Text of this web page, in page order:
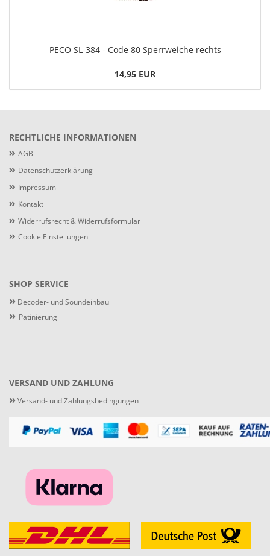
PECO SL-384 - Code 80 Sperrweiche rechts
14,95 EUR
RECHTLICHE INFORMATIONEN
AGB
Datenschutzerklärung
Impressum
Kontakt
Widerrufsrecht & Widerrufsformular
Cookie Einstellungen
SHOP SERVICE
» Decoder- und Soundeinbau
» Patinierung
VERSAND UND ZAHLUNG
» Versand- und Zahlungsbedingungen